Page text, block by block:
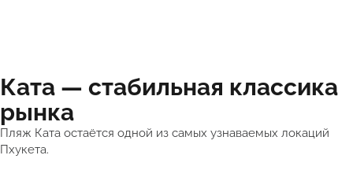
Ката — стабильная классика
рынка
Пляж Ката остаётся одной из самых узнаваемых локаций
Пхукета.